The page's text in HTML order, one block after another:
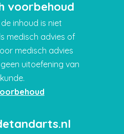
voorbehoud
inhoud is niet
medisch advies of
medisch advies
uitoefening van